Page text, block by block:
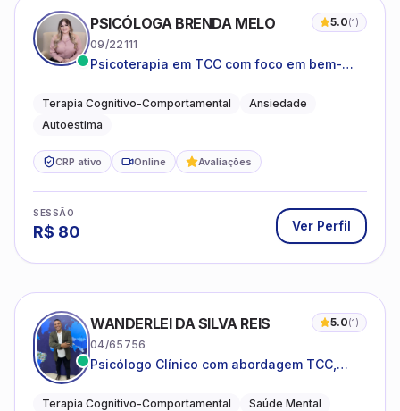
PSICÓLOGA BRENDA MELO 5.0(1)
09/22111
Psicoterapia em TCC com foco em bem-
o cotidiano
Terapia Cognitivo-Comportamental
Ansiedade
Autoestima
CRP ativo Online Avaliações
SESSÃO
R$ 80 Ver Perfil
WANDERLEI DA SILVA REIS 5.0(1)
04/65756
Psicólogo Clínico com abordagem TCC,
sistêmica
Terapia Cognitivo-Comportamental
Saúde Mental